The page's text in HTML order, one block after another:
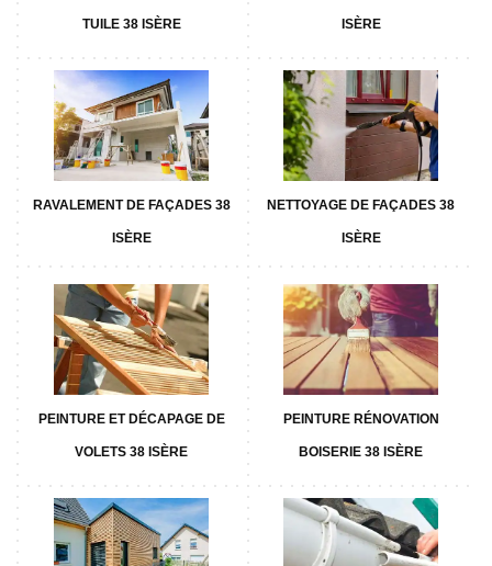
TUILE 38 ISÈRE ISÈRE
RAVALEMENT DE FAÇADES 38
ISÈRE
NETTOYAGE DE FAÇADES 38
ISÈRE
PEINTURE ET DÉCAPAGE DE
VOLETS 38 ISÈRE
PEINTURE RÉNOVATION
BOISERIE 38 ISÈRE